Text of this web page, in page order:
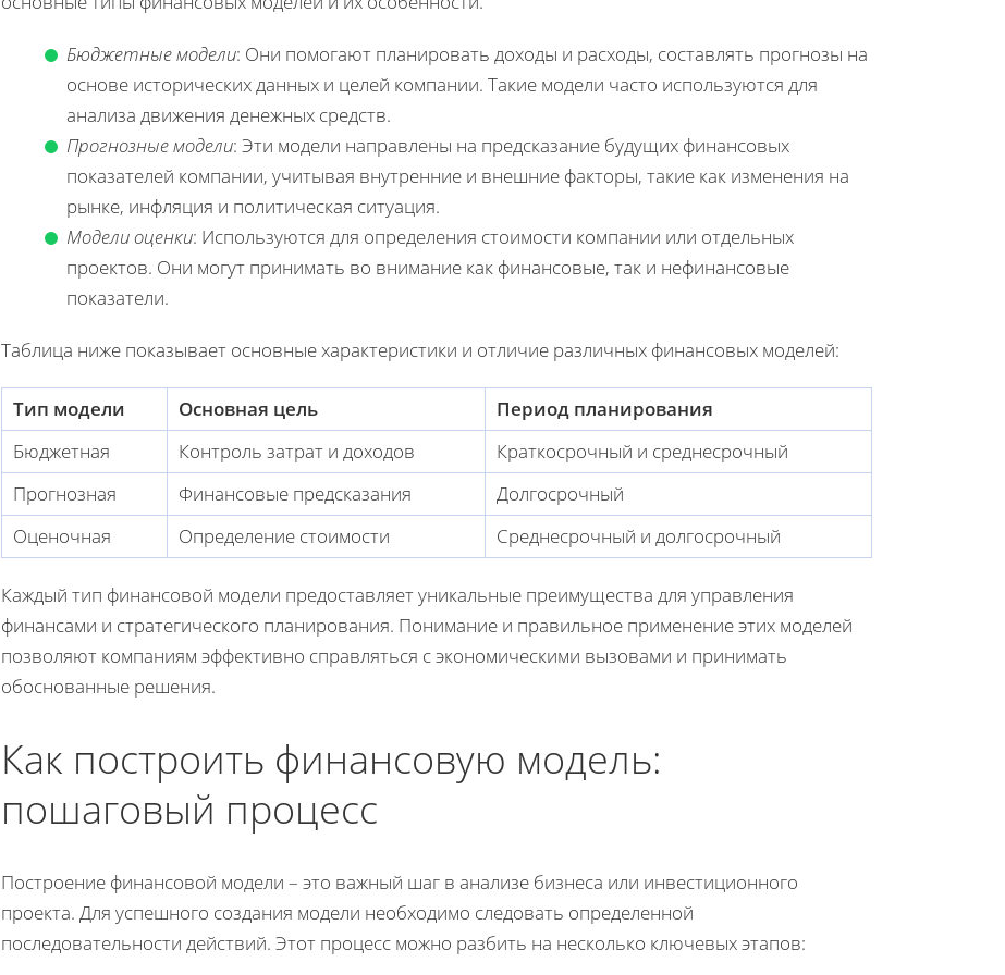
Бюджетные модели: Они помогают планировать доходы и расходы, составлять прогнозы на
основе исторических данных и целей компании. Такие модели часто используются для
анализа движения денежных средств.
Прогнозные модели: Эти модели направлены на предсказание будущих финансовых
показателей компании, учитывая внутренние и внешние факторы, такие как изменения на
рынке, инфляция и политическая ситуация.
Модели оценки: Используются для определения стоимости компании или отдельных
проектов. Они могут принимать во внимание как финансовые, так и нефинансовые
показатели.
Таблица ниже показывает основные характеристики и отличие различных финансовых моделей:
Тип модели Основная цель
Период планирования
Бюджетная
Контроль затрат и доходов
Краткосрочный и среднесрочный
Прогнозная
Финансовые предсказания
Долгосрочный
Оценочная
Определение стоимости Среднесрочный и долгосрочный
Каждый тип финансовой модели предоставляет уникальные преимущества для управления
финансами и стратегического планирования. Понимание и правильное применение этих моделей
позволяют компаниям эффективно справляться с экономическими вызовами и принимать
обоснованные решения.
Как построить финансовую модель:
пошаговый процесс
Построение финансовой модели – это важный шаг в анализе бизнеса или инвестиционного
проекта. Для успешного создания модели необходимо следовать определенной
последовательности действий. Этот процесс можно разбить на несколько ключевых этапов: